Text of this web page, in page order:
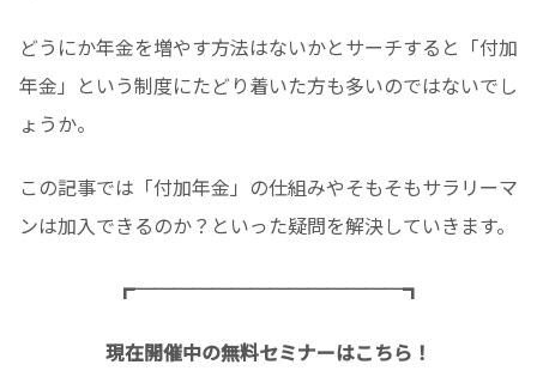
どうにか年金を増やす方法はないかとサーチすると「付加
年金」という制度にたどり着いた方も多いのではないでし
ょうか。
この記事では「付加年金」の仕組みやそもそもサラリーマ
ンは加入できるのか？といった疑問を解決していきます。
┏──────────────┓
現在開催中の無料セミナーはこちら！